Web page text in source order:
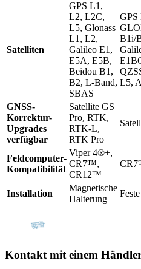
Satelliten
GPS L1,
L2, L2C,
L5, Glonass
L1, L2,
Galileo E1,
E5A, E5B,
Beidou B1,
B2, L-Band,
SBAS
B1i/
L5,
GNSS-
Korrektur-
Upgrades
verfügbar
Satellite GS
Pro, RTK,
RTK-L,
RTK Pro
Feldcomputer-
Kompatibilität
Viper 4®+,
CR7™,
CR12™
Installation
Magnetische
Halterung
Kontakt mit einem